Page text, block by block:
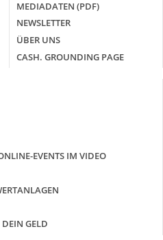
MEDIADATEN (PDF)
NEWSLETTER
ÜBER UNS
CASH. GROUNDING PAGE
EVENTS IM VIDEO
GELD